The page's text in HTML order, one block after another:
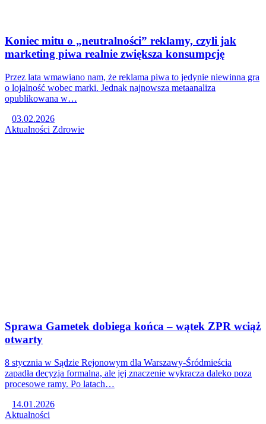
Koniec mitu o „neutralności” reklamy, czyli jak
marketing piwa realnie zwiększa konsumpcję
Przez lata wmawiano nam, że reklama piwa to jedynie niewinna gra
o lojalność wobec marki. Jednak najnowsza metaanaliza
opublikowana w…
03.02.2026
Aktualności Zdrowie
Sprawa Gametek dobiega końca – wątek ZPR wciąż
otwarty
8 stycznia w Sądzie Rejonowym dla Warszawy-Śródmieścia
zapadła decyzja formalna, ale jej znaczenie wykracza daleko poza
procesowe ramy. Po latach…
14.01.2026
Aktualności